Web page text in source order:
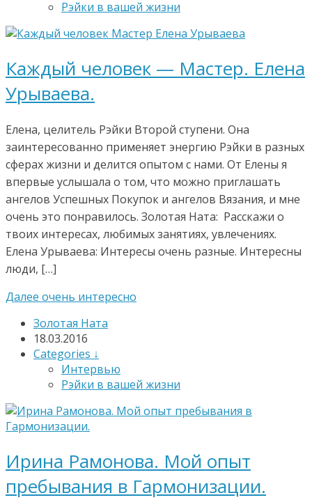
Рэйки в вашей жизни
Каждый человек — Мастер. Елена
Урываева.
Елена, целитель Рэйки Второй ступени. Она
заинтересованно применяет энергию Рэйки в разных
сферах жизни и делится опытом с нами. От Елены я
впервые услышала о том, что можно приглашать
ангелов Успешных Покупок и ангелов Вязания, и мне
очень это понравилось. Золотая Ната: Расскажи о
твоих интересах, любимых занятиях, увлечениях.
Елена Урываева: Интересы очень разные. Интересны
люди, […]
Далее очень интересно
Золотая Ната
18.03.2016
Categories ↓
Интервью
Рэйки в вашей жизни
Ирина Рамонова. Мой опыт
пребывания в Гармонизации.